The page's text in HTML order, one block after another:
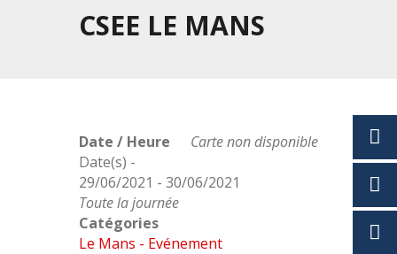
CSEE LE MANS
Carte non disponible
Date / Heure
Date(s) -
29/06/2021 - 30/06/2021
Toute la journée
Catégories
Le Mans - Evénement